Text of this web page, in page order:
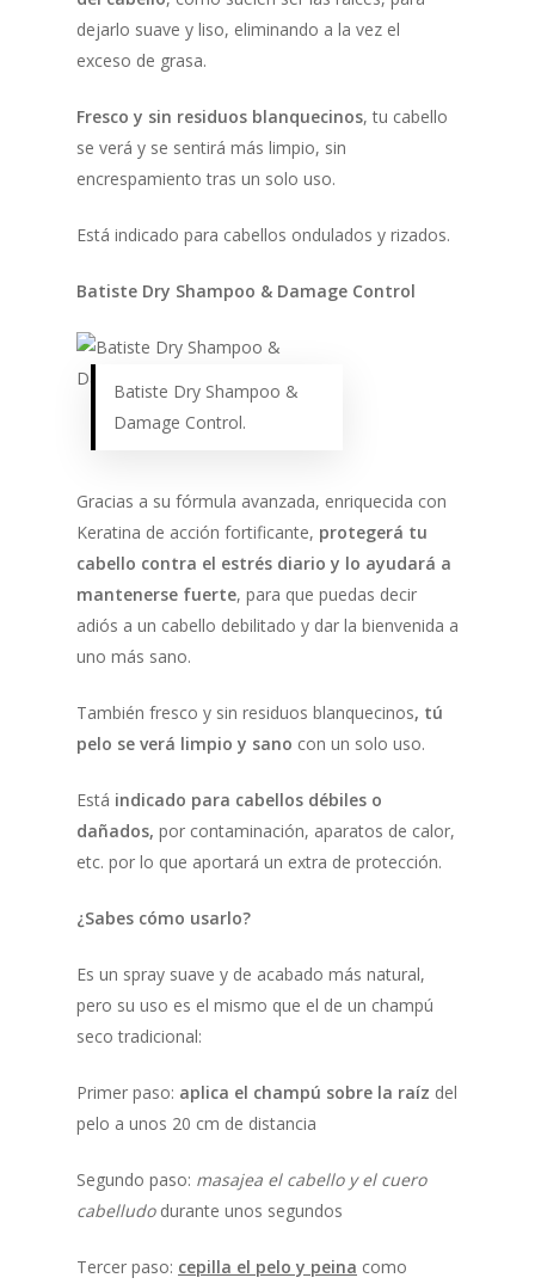
dejarlo suave y liso, eliminando a la vez el
exceso de grasa.
Fresco y sin residuos blanquecinos, tu cabello
se verá y se sentirá más limpio, sin
encrespamiento tras un solo uso.
Está indicado para cabellos ondulados y rizados.
Batiste Dry Shampoo & Damage Control
Batiste Dry Shampoo &
Damage Control.
Gracias a su fórmula avanzada, enriquecida con
Keratina de acción fortificante, protegerá tu
cabello contra el estrés diario y lo ayudará a
mantenerse fuerte, para que puedas decir
adiós a un cabello debilitado y dar la bienvenida a
uno más sano.
También fresco y sin residuos blanquecinos, tú
pelo se verá limpio y sano con un solo uso.
Está indicado para cabellos débiles o
dañados, por contaminación, aparatos de calor,
etc. por lo que aportará un extra de protección.
¿Sabes cómo usarlo?
Es un spray suave y de acabado más natural,
pero su uso es el mismo que el de un champú
seco tradicional:
Primer paso: aplica el champú sobre la raíz del
pelo a unos 20 cm de distancia
Segundo paso: masajea el cabello y el cuero
cabelludodurante unos segundos
Tercer paso: cepilla el pelo y peina como